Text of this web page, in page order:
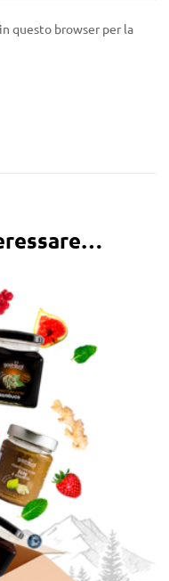
questo browser per la